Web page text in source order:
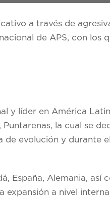
a través de
de APS, con los
y líder en América
la cual se
de evolución y durante
España, Alemania, así
expansión a nivel